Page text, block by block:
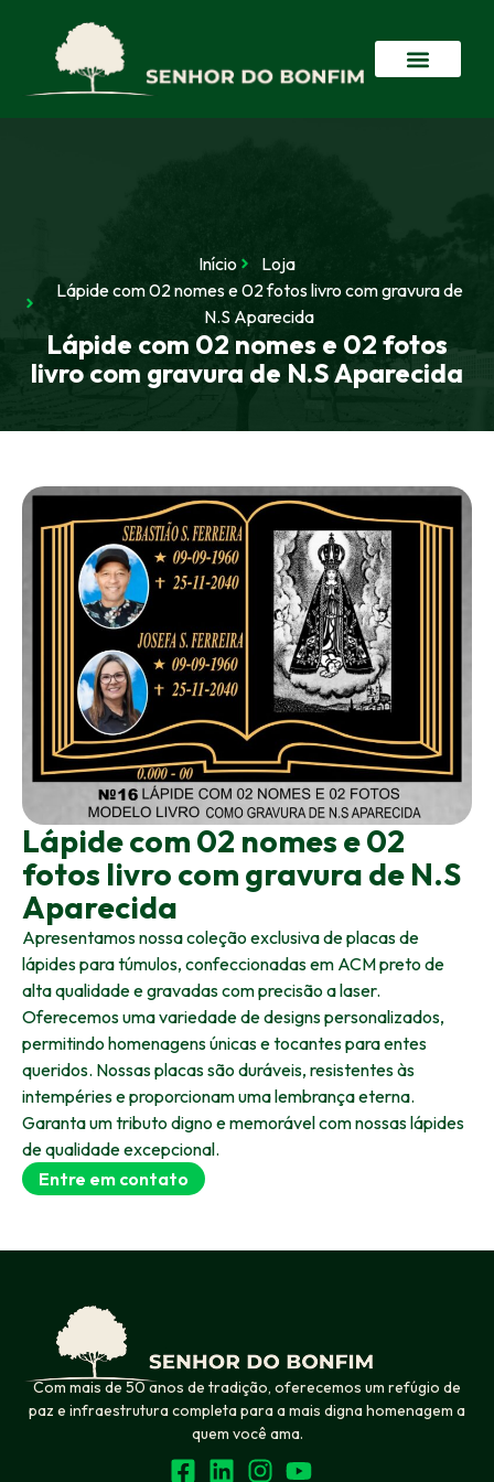
Início
Loja
Lápide com 02 nomes e 02 fotos livro com gravura de
N.S Aparecida
Lápide com 02 nomes e 02 fotos
livro com gravura de N.S Aparecida
Lápide com 02 nomes e 02
fotos livro com gravura de N.S
Aparecida
Apresentamos nossa coleção exclusiva de placas de
lápides para túmulos, confeccionadas em ACM preto de
alta qualidade e gravadas com precisão a laser.
Oferecemos uma variedade de designs personalizados,
permitindo homenagens únicas e tocantes para entes
queridos. Nossas placas são duráveis, resistentes às
intempéries e proporcionam uma lembrança eterna.
Garanta um tributo digno e memorável com nossas lápides
de qualidade excepcional.
Entre em contato
Com mais de 50 anos de tradição, oferecemos um refúgio de
paz e infraestrutura completa para a mais digna homenagem a
quem você ama.